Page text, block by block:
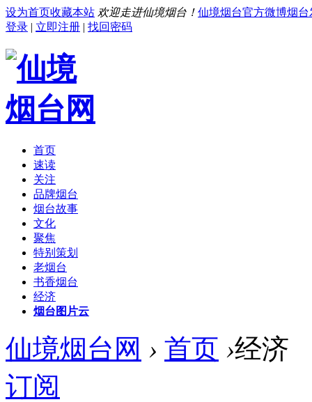
设为首页收藏本站 欢迎走进仙境烟台！ 仙境烟台官方微博烟台
登录 | 立即注册 | 找回密码
首页
速读
关注
品牌烟台
烟台故事
文化
聚焦
特别策划
老烟台
书香烟台
经济
烟台图片云
仙境烟台网 › 首页 ›经济
订阅